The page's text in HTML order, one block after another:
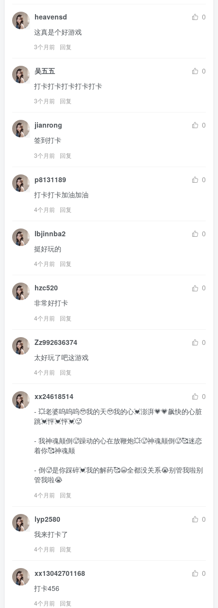
heavensd
0
这真是个好游戏
3个月前 回复
吴五五
0
打卡打卡打卡打卡打卡
3个月前 回复
jianrong
0
签到打卡
3个月前 回复
p8131189
0
打卡打卡加油加油
4个月前 回复
lbjinnba2
0
挺好玩的
4个月前 回复
hzc520
0
非常好打卡
4个月前 回复
Zz992636374
0
太好玩了吧这游戏
4个月前 回复
xx24618514
0
- 💥老婆呜呜呜🥹我的天🥹我的心💓澎湃💗💗飙快的心脏
跳💓怦💓怦💓🥵
- 我神魂颠倒🥵躁动的心在放鞭炮💥🥵神魂颠倒🥵🥰迷恋
着你🥰神魂颠
- 倒🥵是你踩碎💓我的解药🥰😭全都没关系😭别管我啦别
管我啦😭
4个月前 回复
lyp2580
0
我来打卡了
4个月前 回复
xx13042701168
0
打卡456
4个月前 回复